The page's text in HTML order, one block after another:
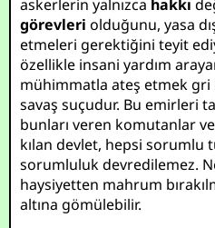
askerlerin yalnızca hakkı
görevleri olduğunu, yasa
etmeleri gerektiğini teyit
özellikle insani yardım
mühimmatla ateş etmek
savaş suçudur. Bu emirleri
bunları veren komutanlar
kılan devlet, hepsi sorumlu
sorumluluk devredilemez.
haysiyetten mahrum
altına gömülebilir.